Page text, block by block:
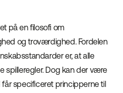
på en filosofi om
og troværdighed. Fordelen
er, at alle
spilleregler. Dog kan der være
specificeret principperne til